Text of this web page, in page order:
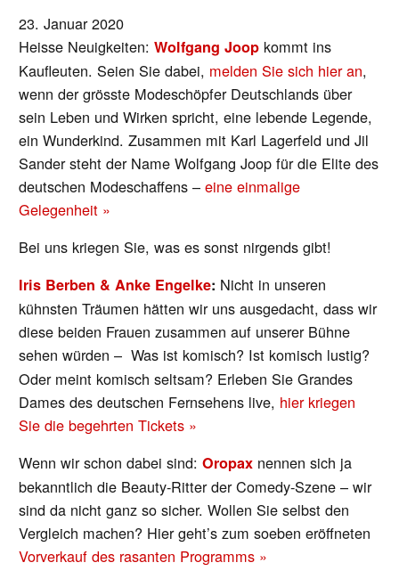
23. Januar 2020
Heisse Neuigkeiten:Wolfgang Joop kommt ins
Kaufleuten. Seien Sie dabei, melden Sie sich hier an,
wenn der grösste Modeschöpfer Deutschlands über
sein Leben und Wirken spricht, eine lebende Legende,
ein Wunderkind. Zusammen mit Karl Lagerfeld und Jil
Sander steht der Name Wolfgang Joop für die Elite des
deutschen Modeschaffens –eine einmalige
Gelegenheit »
Bei uns kriegen Sie, was es sonst nirgends gibt!
Iris Berben & Anke Engelke: Nicht in unseren
kühnsten Träumen hätten wir uns ausgedacht, dass wir
diese beiden Frauen zusammen auf unserer Bühne
sehen würden – Was ist komisch? Ist komisch lustig?
Oder meint komisch seltsam? Erleben Sie Grandes
Dames des deutschen Fernsehens live, hier kriegen
Sie die begehrten Tickets »
Wenn wir schon dabei sind:Oropax nennen sich ja
bekanntlich die Beauty-Ritter der Comedy-Szene – wir
sind da nicht ganz so sicher. Wollen Sie selbst den
Vergleich machen? Hier geht’s zum soeben eröffneten
Vorverkauf des rasanten Programms »